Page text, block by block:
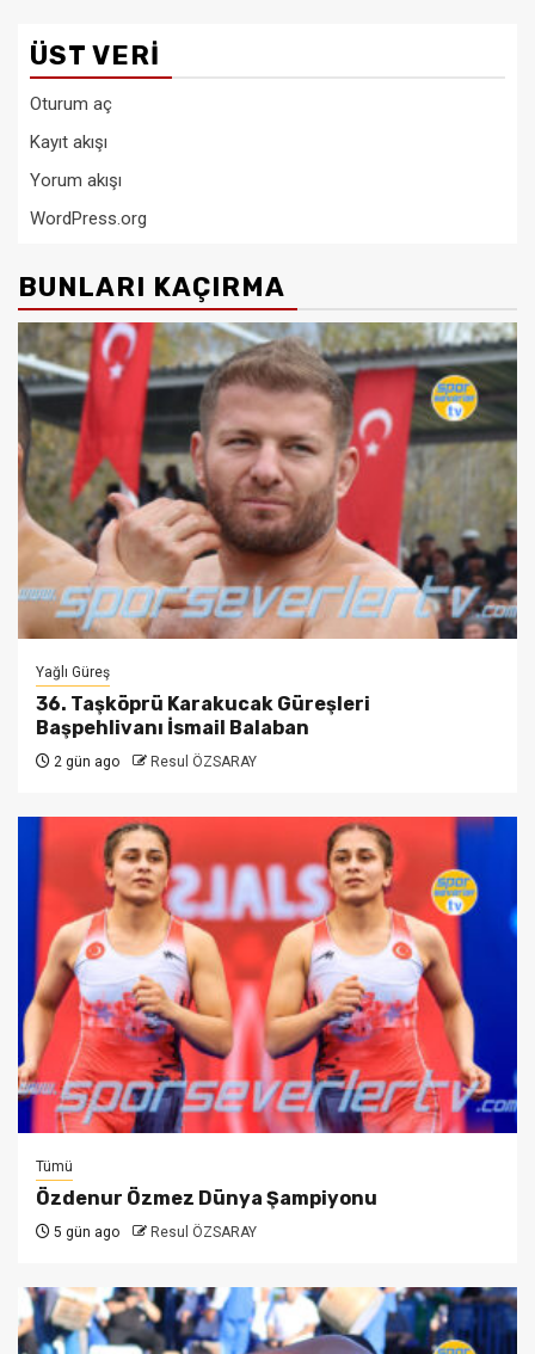
ÜST VERI
Oturum aç
Kayıt akışı
Yorum akışı
WordPress.org
BUNLARI KAÇIRMA
Yağlı Güreş
36. Taşköprü Karakucak Güreşleri
Başpehlivanı İsmail Balaban
2 gün ago Resul ÖZSARAY
Tümü
Özdenur Özmez Dünya Şampiyonu
5 gün ago Resul ÖZSARAY